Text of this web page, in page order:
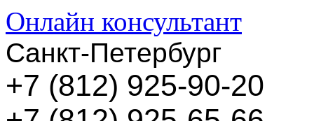
Онлайн консультант
Санкт-Петербург
+7 (812) 925-90-20